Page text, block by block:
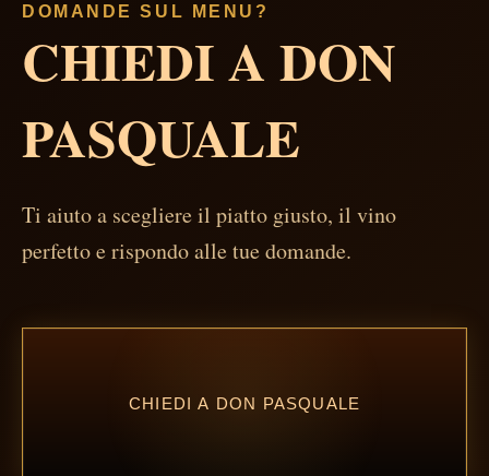
DOMANDE SUL MENU?
CHIEDI A DON
PASQUALE
Ti aiuto a scegliere il piatto giusto, il vino
perfetto e rispondo alle tue domande.
CHIEDI A DON PASQUALE